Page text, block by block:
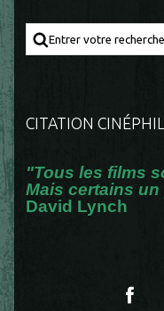
CITATION
"Tous les films
Mais certains
David Lynch